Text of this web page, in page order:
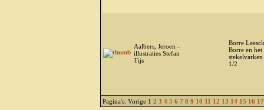
Aalbers, Jeroen -
illustraties Stefan
Tijs
Borre
Borre en het
1/2
Pagina's: Vorige 1 2 3 4 5 6 7 8 9 10 11 12 13 14 15 16 17